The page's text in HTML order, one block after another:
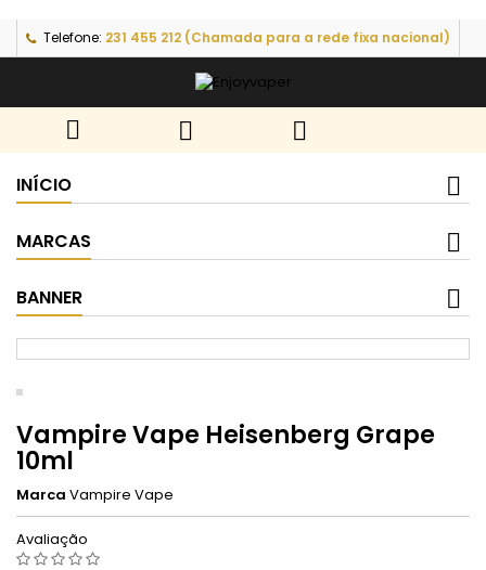
Telefone: 231 455 212 (Chamada para a rede fixa nacional)
  
INÍCIO
MARCAS
BANNER
Vampire Vape Heisenberg Grape
10ml
Marca Vampire Vape
Avaliação